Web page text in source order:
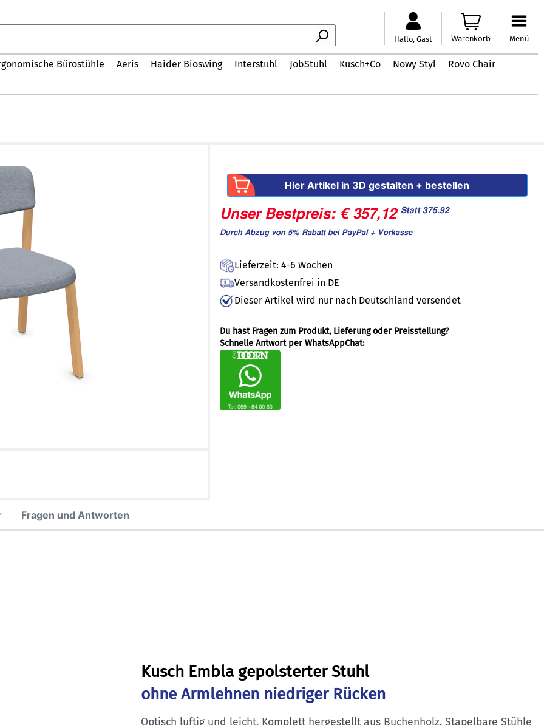
Hallo, Gast Warenkorb Menü
Bürostühle Aeris Haider Bioswing Interstuhl JobStuhl Kusch+Co Nowy Styl Rovo Chair
Hier Artikel in 3D gestalten + bestellen
Unser Bestpreis: € 357,12 Statt 375.92
Durch Abzug von 5% Rabatt bei PayPal + Vorkasse
Lieferzeit: 4-6 Wochen
Versandkostenfrei in DE
Dieser Artikel wird nur nach Deutschland versendet
Du hast Fragen zum Produkt, Lieferung oder Preisstellung?
Schnelle Antwort per WhatsAppChat:
Fragen und Antworten
Kusch Embla gepolsterter Stuhl
ohne Armlehnen niedriger Rücken
Optisch luftig und leicht. Komplett hergestellt aus Buchenholz. Stapelbare Stühle